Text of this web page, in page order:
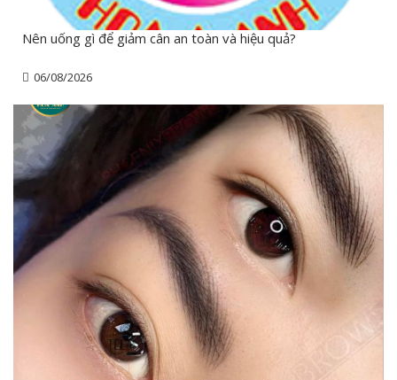
Nên uống gì để giảm cân an toàn và hiệu quả?
06/08/2026